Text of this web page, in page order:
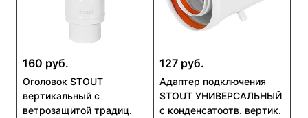
160 руб.
Оголовок STOUT
вертикальный с
ветрозащитой традиц.
127 руб.
Адаптер подключения
STOUT УНИВЕРСАЛЬНЫЙ
c конденсатоотв. вертик.